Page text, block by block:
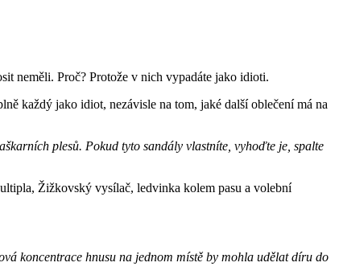
neměli. Proč? Protože v nich vypadáte jako idioti.
každý jako idiot, nezávisle na tom, jaké další oblečení má na
plesů. Pokud tyto sandály vlastníte, vyhoďte je, spalte
Žižkovský vysílač, ledvinka kolem pasu a volební
koncentrace hnusu na jednom místě by mohla udělat díru do